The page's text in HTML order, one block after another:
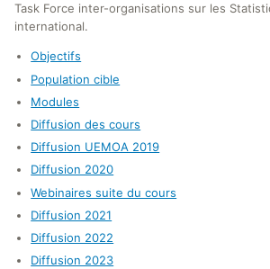
Task Force inter-organisations sur les
international.
Objectifs
Population cible
Modules
Diffusion des cours
Diffusion UEMOA 2019
Diffusion 2020
Webinaires suite du cours
Diffusion 2021
Diffusion 2022
Diffusion 2023